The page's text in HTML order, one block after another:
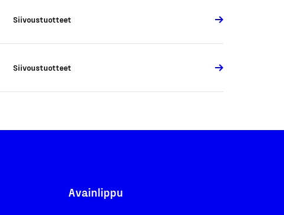
Siivoustuotteet
Siivoustuotteet
Avainlippu